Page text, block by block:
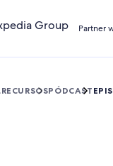
Partner
RECURSOSPÓDCAST